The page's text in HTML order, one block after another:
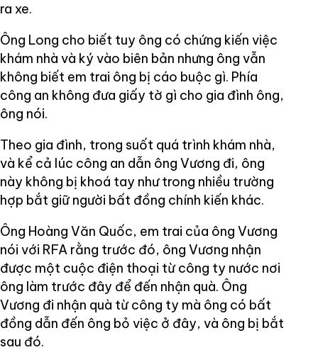
ra xe.
Ông Long cho biết tuy ông có chứng kiến việc
khám nhà và ký vào biên bản nhưng ông vẫn
không biết em trai ông bị cáo buộc gì. Phía
công an không đưa giấy tờ gì cho gia đình ông,
ông nói.
Theo gia đình, trong suốt quá trình khám nhà,
và kể cả lúc công an dẫn ông Vương đi, ông
này không bị khoá tay như trong nhiều trường
hợp bắt giữ người bất đồng chính kiến khác.
Ông Hoàng Văn Quốc, em trai của ông Vương
nói với RFA rằng trước đó, ông Vương nhận
được một cuộc điện thoại từ công ty nước nơi
ông làm trước đây để đến nhận quà. Ông
Vương đi nhận quà từ công ty mà ông có bất
đồng dẫn đến ông bỏ việc ở đây, và ông bị bắt
sau đó.